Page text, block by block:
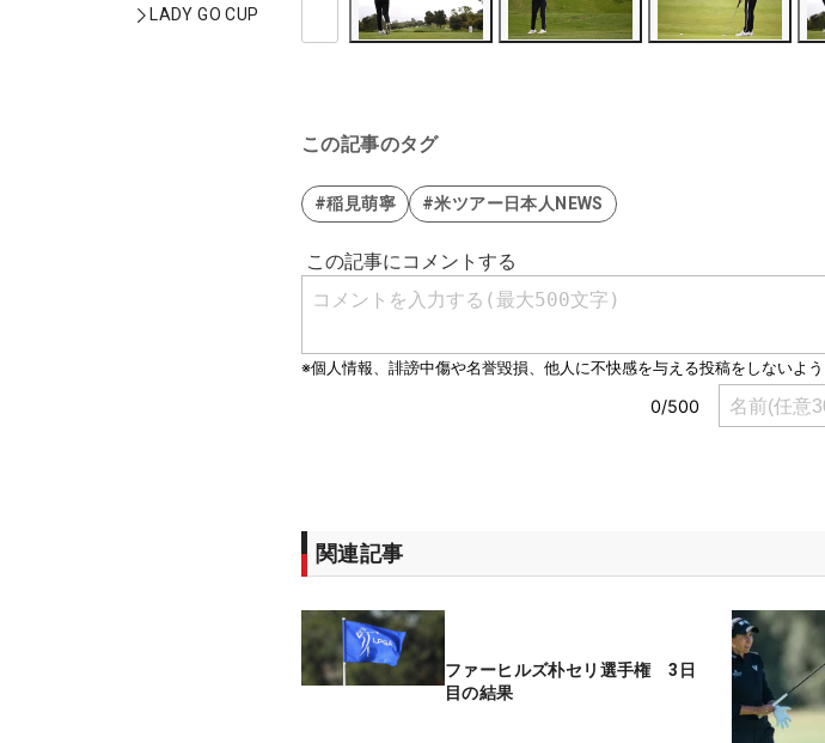
LADY GO CUP
この記事のタグ
#稲見萌寧 #米ツアー日本人NEWS
関連記事
ファーヒルズ朴セリ選手権 3日
目の結果